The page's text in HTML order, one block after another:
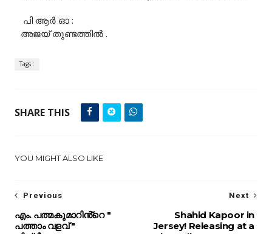
പി ആർ ഓ :
അജയ് തുണ്ടത്തിൽ .
Tags :
SHARE THIS
YOU MIGHT ALSO LIKE
Next
Shahid Kapoor in
Jersey! Releasing at a
Previous
എം. പത്മകുമാറിൻ്റെ "
പത്താം വളവ് "